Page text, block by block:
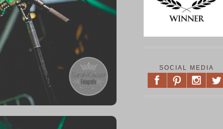
SOCIAL MEDIA